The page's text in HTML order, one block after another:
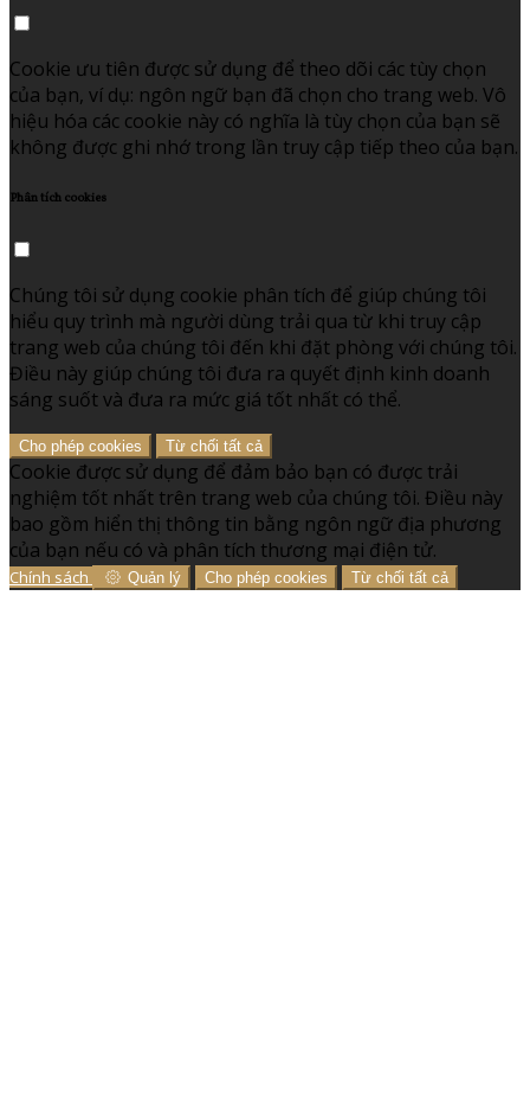
Cookie ưu tiên được sử dụng để theo dõi các tùy chọn
của bạn, ví dụ: ngôn ngữ bạn đã chọn cho trang web. Vô
hiệu hóa các cookie này có nghĩa là tùy chọn của bạn sẽ
không được ghi nhớ trong lần truy cập tiếp theo của bạn.
Phân tích cookies
Chúng tôi sử dụng cookie phân tích để giúp chúng tôi
hiểu quy trình mà người dùng trải qua từ khi truy cập
trang web của chúng tôi đến khi đặt phòng với chúng tôi.
Điều này giúp chúng tôi đưa ra quyết định kinh doanh
sáng suốt và đưa ra mức giá tốt nhất có thể.
Cho phép cookies Từ chối tất cả
Cookie được sử dụng để đảm bảo bạn có được trải
nghiệm tốt nhất trên trang web của chúng tôi. Điều này
bao gồm hiển thị thông tin bằng ngôn ngữ địa phương
của bạn nếu có và phân tích thương mại điện tử.
Chính sách Quản lý Cho phép cookies Từ chối tất cả